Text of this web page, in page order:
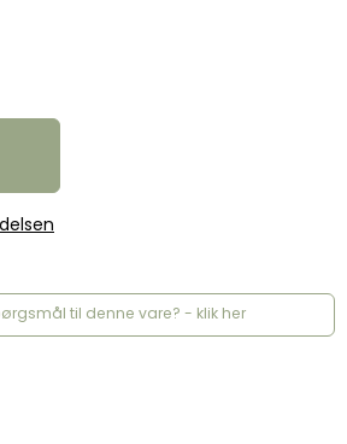
til denne vare? - klik her